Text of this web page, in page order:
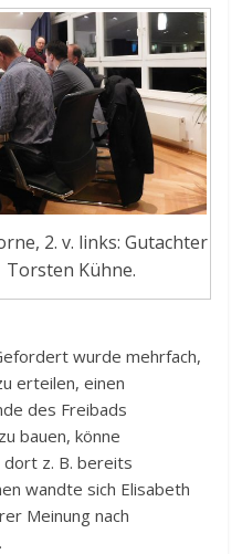
2. v. links: Gutachter
Torsten Kühne.
wurde mehrfach,
erteilen, einen
des Freibads
bauen, könne
z. B. bereits
wandte sich Elisabeth
Meinung nach